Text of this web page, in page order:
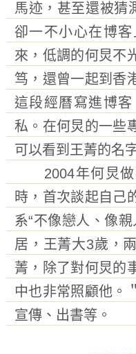
馬迹，甚至還被猜
卻一不小心在博
來，低調的何炅不
笃，還曾一起到香
這段經曆寫進博
私。在何炅的一些
可以看到王菁的名
2004年何炅做
時，首次談起自己
系“不像戀人、像
居，王菁大3歲，
菁，除了對何炅的
中也非常照顧他。
宣傳、出書等。